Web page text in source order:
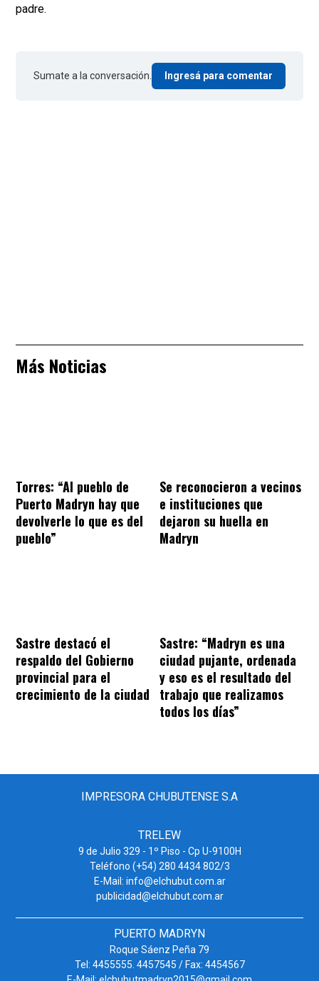
padre.
Sumate a la conversación. Ingresá para comentar
Más Noticias
Torres: “Al pueblo de
Puerto Madryn hay que
devolverle lo que es del
pueblo”
Se reconocieron a vecinos
e instituciones que
dejaron su huella en
Madryn
Sastre destacó el
respaldo del Gobierno
provincial para el
crecimiento de la ciudad
Sastre: “Madryn es una
ciudad pujante, ordenada
y eso es el resultado del
trabajo que realizamos
todos los días”
IMPRESORA CHUBUTENSE S.A
TRELEW
9 de Julio 329 - 1º Piso - Cp U-9100H
Teléfono (+54) 280 4434 802/3
E-Mail: info@elchubut.com.ar
publicidad@elchubut.com.ar
PUERTO MADRYN
Roque Sáenz Peña 79
Tel: 4455555. 4457545 / Fax: 4454567